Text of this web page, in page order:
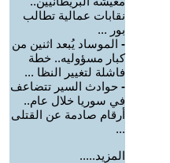
نقابات عمالية تطالب
بور ...
- الموساد يُبعد اثنين من
كبار مسؤوليه.. خطة
فاشلة لتغيير النظا ...
- حوادث السير تتضاعف
في سوريا خلال عام..
أرقام صادمة عن القتلى
...
المزيد.....